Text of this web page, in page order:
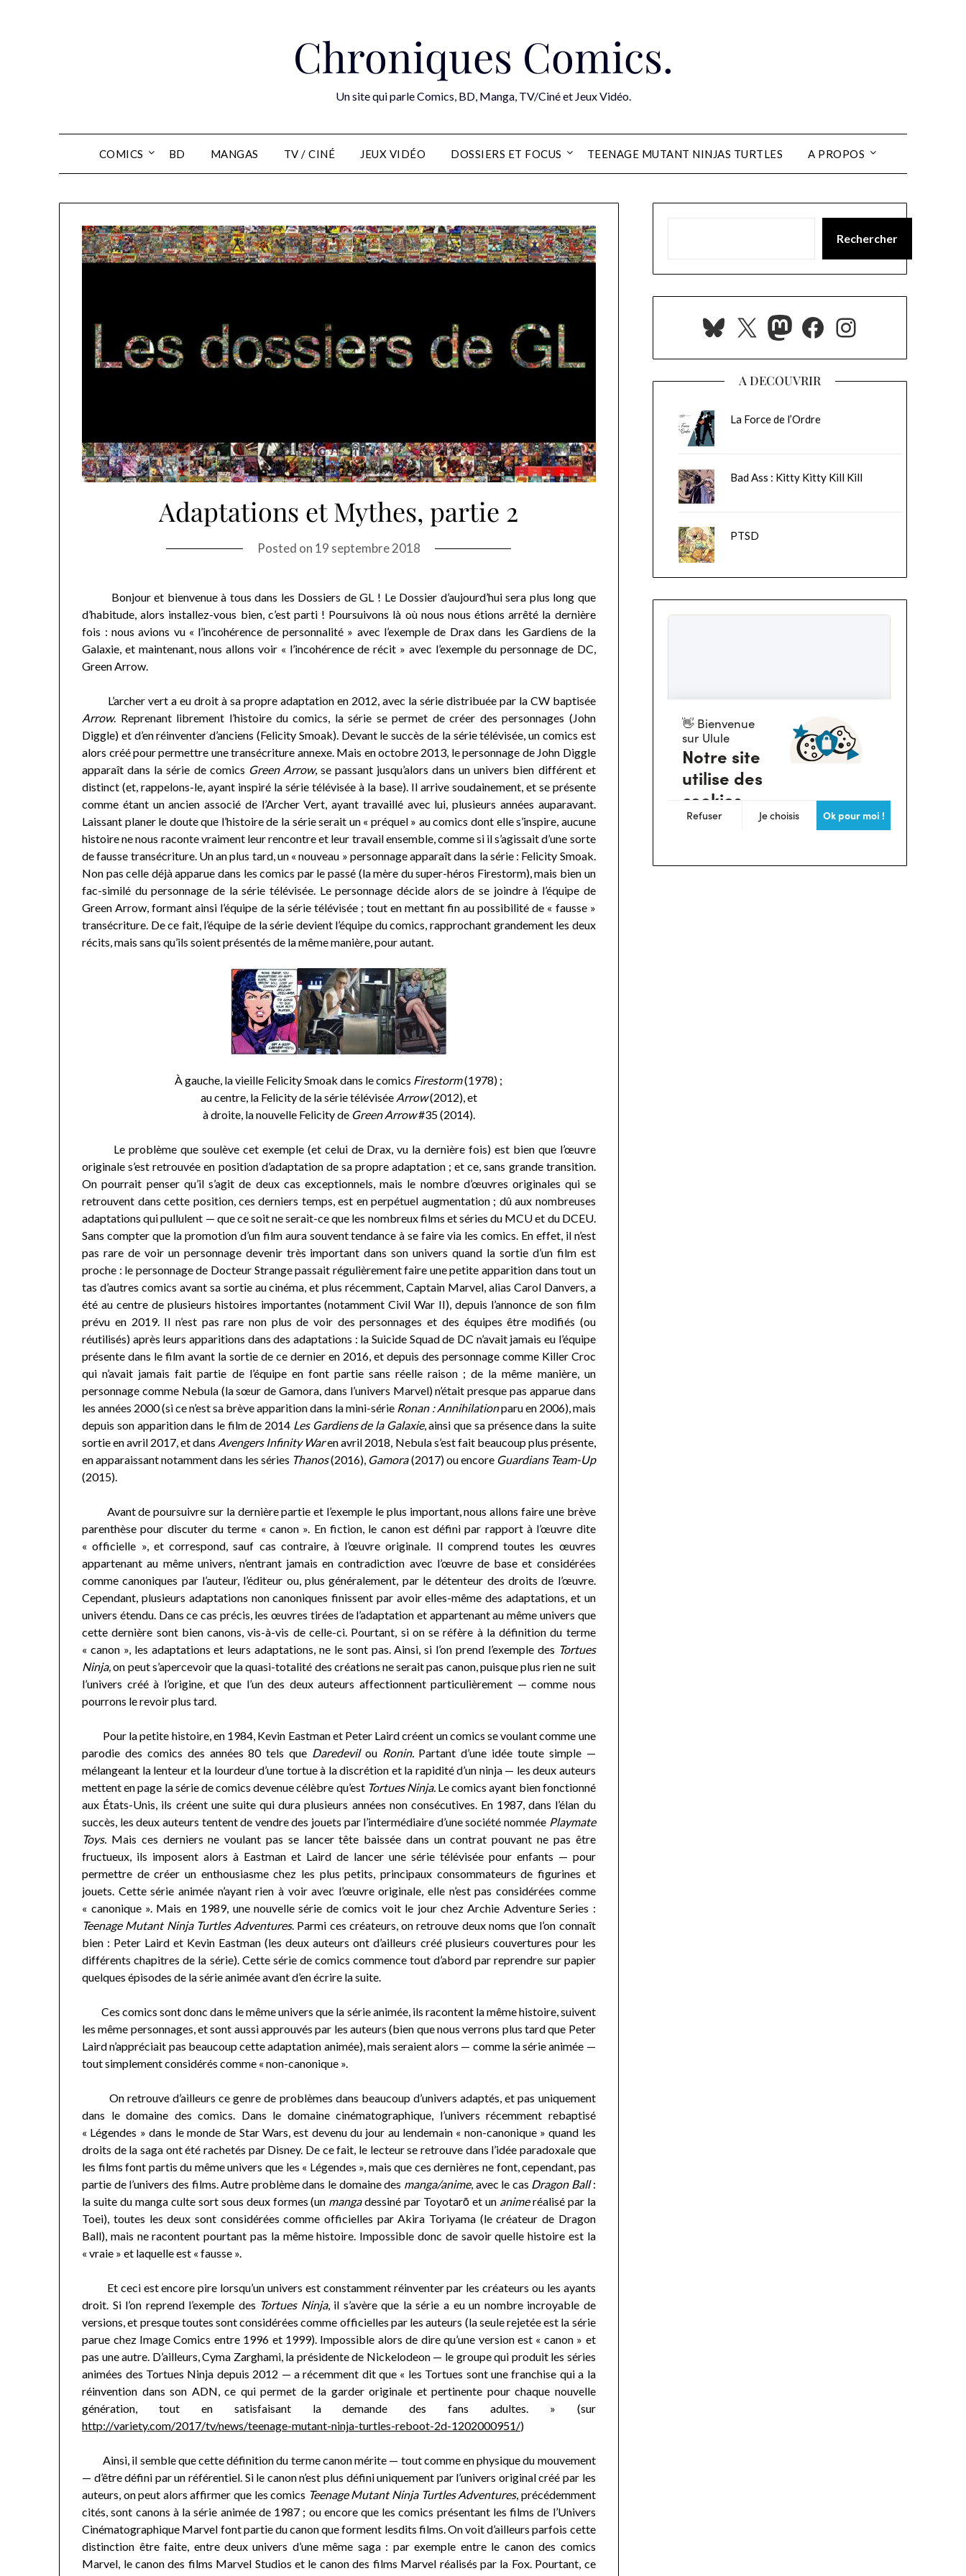
Chroniques Comics.
Un site qui parle Comics, BD, Manga, TV/Ciné et Jeux Vidéo.
COMICS BD MANGAS TV / CINÉ JEUX VIDÉO DOSSIERS ET FOCUS TEENAGE MUTANT NINJAS TURTLES A PROPOS
Adaptations et Mythes, partie 2
Posted on 19 septembre 2018
Bonjour et bienvenue à tous dans les Dossiers de GL ! Le Dossier d’aujourd’hui sera plus long que
d’habitude, alors installez-vous bien, c’est parti ! Poursuivons là où nous nous étions arrêté la dernière
fois : nous avions vu « l’incohérence de personnalité » avec l’exemple de Drax dans les Gardiens de la
Galaxie, et maintenant, nous allons voir « l’incohérence de récit » avec l’exemple du personnage de DC,
Green Arrow.
L’archer vert a eu droit à sa propre adaptation en 2012, avec la série distribuée par la CW baptisée
Arrow. Reprenant librement l’histoire du comics, la série se permet de créer des personnages (John
Diggle) et d’en réinventer d’anciens (Felicity Smoak). Devant le succès de la série télévisée, un comics est
alors créé pour permettre une transécriture annexe. Mais en octobre 2013, le personnage de John Diggle
apparaît dans la série de comics Green Arrow, se passant jusqu’alors dans un univers bien différent et
distinct (et, rappelons-le, ayant inspiré la série télévisée à la base). Il arrive soudainement, et se présente
comme étant un ancien associé de l’Archer Vert, ayant travaillé avec lui, plusieurs années auparavant.
Laissant planer le doute que l’histoire de la série serait un « préquel » au comics dont elle s’inspire, aucune
histoire ne nous raconte vraiment leur rencontre et leur travail ensemble, comme si il s’agissait d’une sorte
de fausse transécriture. Un an plus tard, un « nouveau » personnage apparaît dans la série : Felicity Smoak.
Non pas celle déjà apparue dans les comics par le passé (la mère du super-héros Firestorm), mais bien un
fac-similé du personnage de la série télévisée. Le personnage décide alors de se joindre à l’équipe de
Green Arrow, formant ainsi l’équipe de la série télévisée ; tout en mettant fin au possibilité de « fausse »
transécriture. De ce fait, l’équipe de la série devient l’équipe du comics, rapprochant grandement les deux
récits, mais sans qu’ils soient présentés de la même manière, pour autant.
À gauche, la vieille Felicity Smoak dans le comics Firestorm(1978) ;
au centre, la Felicity de la série télévisée Arrow(2012), et
à droite, la nouvelle Felicity de Green Arrow#35 (2014).
Le problème que soulève cet exemple (et celui de Drax, vu la dernière fois) est bien que l’œuvre
originale s’est retrouvée en position d’adaptation de sa propre adaptation ; et ce, sans grande transition.
On pourrait penser qu’il s’agit de deux cas exceptionnels, mais le nombre d’œuvres originales qui se
retrouvent dans cette position, ces derniers temps, est en perpétuel augmentation ; dû aux nombreuses
adaptations qui pullulent — que ce soit ne serait-ce que les nombreux films et séries du MCU et du DCEU.
Sans compter que la promotion d’un film aura souvent tendance à se faire via les comics. En effet, il n’est
pas rare de voir un personnage devenir très important dans son univers quand la sortie d’un film est
proche : le personnage de Docteur Strange passait régulièrement faire une petite apparition dans tout un
tas d’autres comics avant sa sortie au cinéma, et plus récemment, Captain Marvel, alias Carol Danvers, a
été au centre de plusieurs histoires importantes (notamment Civil War II), depuis l’annonce de son film
prévu en 2019. Il n’est pas rare non plus de voir des personnages et des équipes être modifiés (ou
réutilisés) après leurs apparitions dans des adaptations : la Suicide Squad de DC n’avait jamais eu l’équipe
présente dans le film avant la sortie de ce dernier en 2016, et depuis des personnage comme Killer Croc
qui n’avait jamais fait partie de l’équipe en font partie sans réelle raison ; de la même manière, un
personnage comme Nebula (la sœur de Gamora, dans l’univers Marvel) n’était presque pas apparue dans
les années 2000 (si ce n’est sa brève apparition dans la mini-série Ronan : Annihilationparu en 2006), mais
depuis son apparition dans le film de 2014 Les Gardiens de la Galaxie, ainsi que sa présence dans la suite
sortie en avril 2017, et dans Avengers Infinity Waren avril 2018, Nebula s’est fait beaucoup plus présente,
en apparaissant notamment dans les séries Thanos(2016), Gamora(2017) ou encore Guardians Team-Up
(2015).
Avant de poursuivre sur la dernière partie et l’exemple le plus important, nous allons faire une brève
parenthèse pour discuter du terme « canon ». En fiction, le canon est défini par rapport à l’œuvre dite
« officielle », et correspond, sauf cas contraire, à l’œuvre originale. Il comprend toutes les œuvres
appartenant au même univers, n’entrant jamais en contradiction avec l’œuvre de base et considérées
comme canoniques par l’auteur, l’éditeur ou, plus généralement, par le détenteur des droits de l’œuvre.
Cependant, plusieurs adaptations non canoniques finissent par avoir elles-même des adaptations, et un
univers étendu. Dans ce cas précis, les œuvres tirées de l’adaptation et appartenant au même univers que
cette dernière sont bien canons, vis-à-vis de celle-ci. Pourtant, si on se réfère à la définition du terme
« canon », les adaptations et leurs adaptations, ne le sont pas. Ainsi, si l’on prend l’exemple des Tortues
Ninja,on peut s’apercevoir que la quasi-totalité des créations ne serait pas canon, puisque plus rien ne suit
l’univers créé à l’origine, et que l’un des deux auteurs affectionnent particulièrement — comme nous
pourrons le revoir plus tard.
Pour la petite histoire, en 1984, Kevin Eastman et Peter Laird créent un comics se voulant comme une
parodie des comics des années 80 tels que Daredevilou Ronin.Partant d’une idée toute simple —
mélangeant la lenteur et la lourdeur d’une tortue à la discrétion et la rapidité d’un ninja — les deux auteurs
mettent en page la série de comics devenue célèbre qu’est Tortues Ninja. Le comics ayant bien fonctionné
aux États-Unis, ils créent une suite qui dura plusieurs années non consécutives. En 1987, dans l’élan du
succès, les deux auteurs tentent de vendre des jouets par l’intermédiaire d’une société nommée Playmate
Toys. Mais ces derniers ne voulant pas se lancer tête baissée dans un contrat pouvant ne pas être
fructueux, ils imposent alors à Eastman et Laird de lancer une série télévisée pour enfants — pour
permettre de créer un enthousiasme chez les plus petits, principaux consommateurs de figurines et
jouets. Cette série animée n’ayant rien à voir avec l’œuvre originale, elle n’est pas considérées comme
« canonique ». Mais en 1989, une nouvelle série de comics voit le jour chez Archie Adventure Series :
Teenage Mutant Ninja Turtles Adventures. Parmi ces créateurs, on retrouve deux noms que l’on connaît
bien : Peter Laird et Kevin Eastman (les deux auteurs ont d’ailleurs créé plusieurs couvertures pour les
différents chapitres de la série). Cette série de comics commence tout d’abord par reprendre sur papier
quelques épisodes de la série animée avant d’en écrire la suite.
Ces comics sont donc dans le même univers que la série animée, ils racontent la même histoire, suivent
les même personnages, et sont aussi approuvés par les auteurs (bien que nous verrons plus tard que Peter
Laird n’appréciait pas beaucoup cette adaptation animée), mais seraient alors — comme la série animée —
tout simplement considérés comme « non-canonique ».
On retrouve d’ailleurs ce genre de problèmes dans beaucoup d’univers adaptés, et pas uniquement
dans le domaine des comics. Dans le domaine cinématographique, l’univers récemment rebaptisé
« Légendes » dans le monde de Star Wars, est devenu du jour au lendemain « non-canonique » quand les
droits de la saga ont été rachetés par Disney. De ce fait, le lecteur se retrouve dans l’idée paradoxale que
les films font partis du même univers que les « Légendes », mais que ces dernières ne font, cependant, pas
partie de l’univers des films. Autre problème dans le domaine des manga/anime, avec le cas Dragon Ball:
la suite du manga culte sort sous deux formes (un mangadessiné par Toyotarō et un animeréalisé par la
Toei), toutes les deux sont considérées comme officielles par Akira Toriyama (le créateur de Dragon
Ball), mais ne racontent pourtant pas la même histoire. Impossible donc de savoir quelle histoire est la
« vraie » et laquelle est « fausse ».
Et ceci est encore pire lorsqu’un univers est constamment réinventer par les créateurs ou les ayants
droit. Si l’on reprend l’exemple des Tortues Ninja, il s’avère que la série a eu un nombre incroyable de
versions, et presque toutes sont considérées comme officielles par les auteurs (la seule rejetée est la série
parue chez Image Comics entre 1996 et 1999). Impossible alors de dire qu’une version est « canon » et
pas une autre. D’ailleurs, Cyma Zarghami, la présidente de Nickelodeon — le groupe qui produit les séries
animées des Tortues Ninja depuis 2012 — a récemment dit que « les Tortues sont une franchise qui a la
réinvention dans son ADN, ce qui permet de la garder originale et pertinente pour chaque nouvelle
génération, tout en satisfaisant la demande des fans adultes. » (sur
http://variety.com/2017/tv/news/teenage-mutant-ninja-turtles-reboot-2d-1202000951/)
Ainsi, il semble que cette définition du terme canon mérite — tout comme en physique du mouvement
— d’être défini par un référentiel. Si le canon n’est plus défini uniquement par l’univers original créé par les
auteurs, on peut alors affirmer que les comics Teenage Mutant Ninja Turtles Adventures, précédemment
cités, sont canons à la série animée de 1987 ; ou encore que les comics présentant les films de l’Univers
Cinématographique Marvel font partie du canon que forment lesdits films. On voit d’ailleurs parfois cette
distinction être faite, entre deux univers d’une même saga : par exemple entre le canon des comics
Marvel, le canon des films Marvel Studios et le canon des films Marvel réalisés par la Fox. Pourtant, ce
Rechercher
Bluesky
X Mastodon
Facebook
Instagram
A DECOUVRIR
La Force de l’Ordre
Bad Ass : Kitty Kitty Kill Kill
PTSD